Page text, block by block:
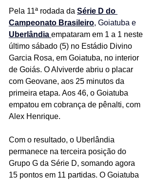
Pela 11ª rodada da Série D do
Campeonato Brasileiro, Goiatuba e
Uberlândia empataram em 1 a 1 neste
último sábado (5) no Estádio Divino
Garcia Rosa, em Goiatuba, no interior
de Goiás. O Alviverde abriu o placar
com Geovane, aos 25 minutos da
primeira etapa. Aos 46, o Goiatuba
empatou em cobrança de pênalti, com
Alex Henrique.
Com o resultado, o Uberlândia
permanece na terceira posição do
Grupo G da Série D, somando agora
15 pontos em 11 partidas. O Goiatuba